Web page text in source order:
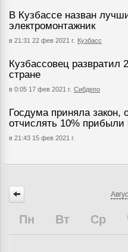
В Кузбассе назван
электромонтажник
в 21:31 22 фев 2021 г. Кузбасс
Кузбассовец развратил
стране
в 0:05 17 фев 2021 г. Сибдепо
Госдума приняла
отчислять 10% прибыли
в 21:43 15 фев 2021 г.
Пн Вт Ср